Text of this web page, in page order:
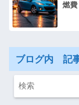
燃費
ブログ内 記